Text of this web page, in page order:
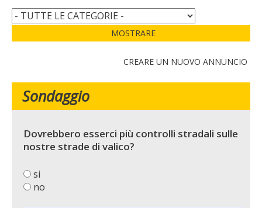
MOSTRARE
CREARE UN NUOVO ANNUNCIO
Sondaggio
Dovrebbero esserci più controlli stradali sulle
nostre strade di valico?
si
no